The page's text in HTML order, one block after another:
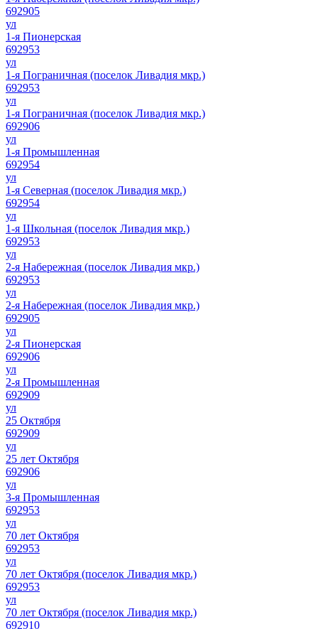
692905
ул
1-я Пионерская
692953
ул
1-я Пограничная (поселок Ливадия мкр.)
692953
ул
1-я Пограничная (поселок Ливадия мкр.)
692906
ул
1-я Промышленная
692954
ул
1-я Северная (поселок Ливадия мкр.)
692954
ул
1-я Школьная (поселок Ливадия мкр.)
692953
ул
2-я Набережная (поселок Ливадия мкр.)
692953
ул
2-я Набережная (поселок Ливадия мкр.)
692905
ул
2-я Пионерская
692906
ул
2-я Промышленная
692909
ул
25 Октября
692909
ул
25 лет Октября
692906
ул
3-я Промышленная
692953
ул
70 лет Октября
692953
ул
70 лет Октября (поселок Ливадия мкр.)
692953
ул
70 лет Октября (поселок Ливадия мкр.)
692910